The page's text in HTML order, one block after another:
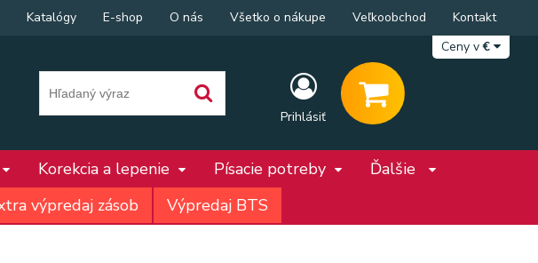
Prihlásiť
Katalógy E-shop O nás Všetko o nákupe Veľkoobchod
Kontakt
Ceny v€
Korekcia a lepenie Písacie potreby
Ďalšie
výpredaj zásob Výpredaj BTS